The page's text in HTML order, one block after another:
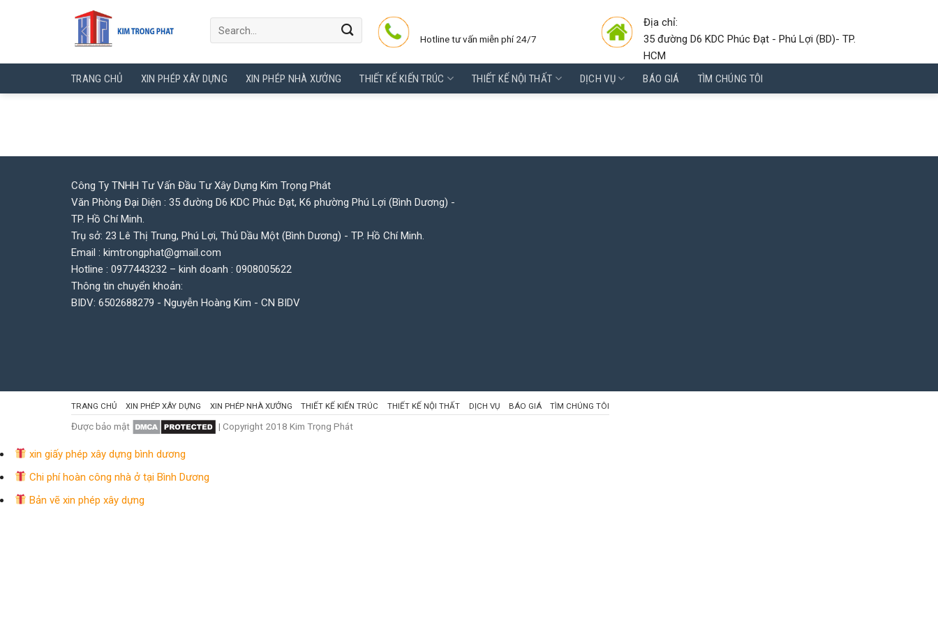
Hotline tư vấn miễn phí 24/7
Địa chỉ:
35 đường D6 KDC Phúc Đạt - Phú Lợi (BD)- TP.
HCM
TRANG CHỦ
XIN PHÉP XÂY DỰNG XIN PHÉP NHÀ XƯỞNG THIẾT KẾ KIẾN TRÚC THIẾT KẾ NỘI THẤT DỊCH VỤ BÁO GIÁ TÌM CHÚNG TÔI
Công Ty TNHH Tư Vấn Đầu Tư Xây Dựng Kim Trọng Phát
Văn Phòng Đại Diện : 35 đường D6 KDC Phúc Đạt, K6 phường Phú Lợi (Bình Dương) -
TP. Hồ Chí Minh.
Trụ sở: 23 Lê Thị Trung, Phú Lợi, Thủ Dầu Một (Bình Dương) - TP. Hồ Chí Minh.
Email : kimtrongphat@gmail.com
Hotline : 0977443232 – kinh doanh : 0908005622
Thông tin chuyển khoản:
BIDV: 6502688279 - Nguyễn Hoàng Kim - CN BIDV
TRANG CHỦ XIN PHÉP XÂY DỰNG XIN PHÉP NHÀ XƯỞNG THIẾT KẾ KIẾN TRÚC THIẾT KẾ NỘI THẤT DỊCH VỤ BÁO GIÁ TÌM CHÚNG TÔI
Được bảo mật | Copyright 2018 Kim Trọng Phát
xin giấy phép xây dựng bình dương
Chi phí hoàn công nhà ở tại Bình Dương
Bản vẽ xin phép xây dựng